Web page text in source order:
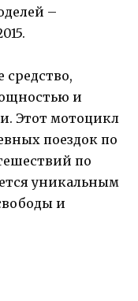
–
средство,
и
Этот мотоцикл
поездок по
по
уникальным
и